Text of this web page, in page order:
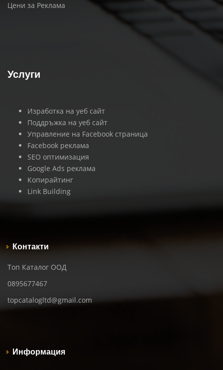
Цени за Реклама
Услуги
Изработка на уеб сайт
Поддръжка на уеб сайт
Управление на Facebook страница
Facebook реклама
SEO оптимизация
Google Ads реклама
Копирайтинг
Link Building
Контакти
Топ Каталог ООД
0895677467
topcatalogltd@gmail.com
Информация